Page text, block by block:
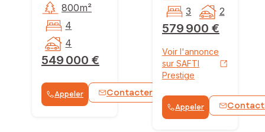
549 000 €
800m²
4
4
Appeler Contacter WhatsApp
579 900 €
3
2
Voir l'annonce
sur SAFTI
Prestige
Appeler